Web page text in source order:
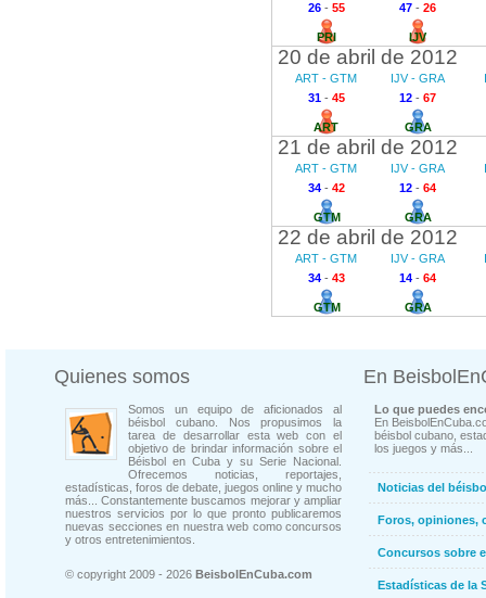
26- 55
PRI
47 - 26
IJV
20 de abril de 2012
ART - GTM
31- 45
ART
IJV - GRA
12 - 67
GRA
21 de abril de 2012
ART - GTM
34- 42
GTM
IJV - GRA
12 - 64
GRA
22 de abril de 2012
ART - GTM
34- 43
GTM
IJV - GRA
14 - 64
GRA
Quienes somos
Somos un equipo de aficionados al
béisbol cubano. Nos propusimos la
tarea de desarrollar esta web con el
objetivo de brindar información sobre el
Béisbol en Cuba y su Serie Nacional.
Ofrecemos noticias, reportajes,
estadísticas, foros de debate, juegos online y mucho
más... Constantemente buscamos mejorar y ampliar
nuestros servicios por lo que pronto publicaremos
nuevas secciones en nuestra web como concursos
y otros entretenimientos.
© copyright 2009 - 2026 BeisbolEnCuba.com
En
Lo que puedes
En
béisbol cubano,
los juegos y más...
Noticias del
Foros, opiniones,
Concursos sobre
Estadísticas de la